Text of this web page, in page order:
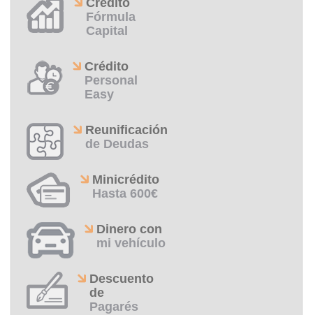
Crédito
Fórmula
Capital
Crédito
Personal
Easy
Reunificación
de Deudas
Minicrédito
Hasta 600€
Dinero con
mi vehículo
Descuento
de
Pagarés